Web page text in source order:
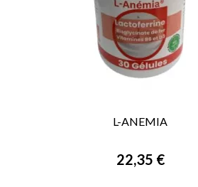
L-ANEMIA
22,35 €